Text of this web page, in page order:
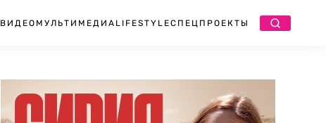
ВИДЕО МУЛЬТИМЕДИА LIFESTYLEСПЕЦПРОЕКТЫ